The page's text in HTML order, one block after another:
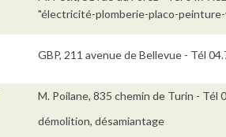
"électricité-plomberie-placo-
GBP, 211 avenue de Bellevue - Tél
M. Poilane, 835 chemin de Turin -
démolition, désamiantage